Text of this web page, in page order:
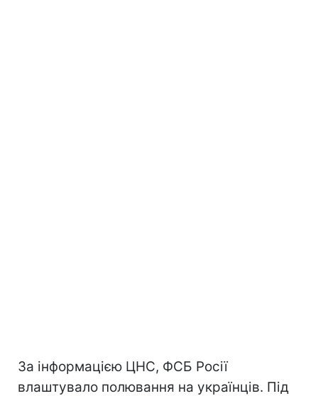
За інформацією ЦНС, ФСБ Росії
влаштувало полювання на українців. Під